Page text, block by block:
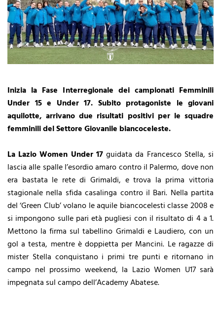
Inizia la Fase Interregionale dei campionati Femminili
Under 15 e Under 17. Subito protagoniste le giovani
aquilotte, arrivano due risultati positivi per le squadre
femminili del Settore Giovanile biancoceleste.
La Lazio Women Under 17guidata da Francesco Stella, si
lascia alle spalle l’esordio amaro contro il Palermo, dove non
era bastata le rete di Grimaldi, e trova la prima vittoria
stagionale nella sfida casalinga contro il Bari. Nella partita
del ‘Green Club’ volano le aquile biancocelesti classe 2008 e
si impongono sulle pari età pugliesi con il risultato di 4 a 1.
Mettono la firma sul tabellino Grimaldi e Laudiero, con un
gol a testa, mentre è doppietta per Mancini. Le ragazze di
mister Stella conquistano i primi tre punti e ritornano in
campo nel prossimo weekend, la Lazio Women U17 sarà
impegnata sul campo dell’Academy Abatese.